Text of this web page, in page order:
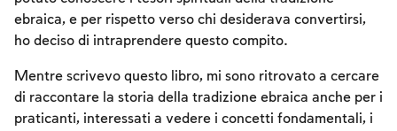
ebraica, e per rispetto verso chi desiderava convertirsi,
ho deciso di intraprendere questo compito.
Mentre scrivevo questo libro, mi sono ritrovato a cercare
di raccontare la storia della tradizione ebraica anche per i
praticanti, interessati a vedere i concetti fondamentali, i